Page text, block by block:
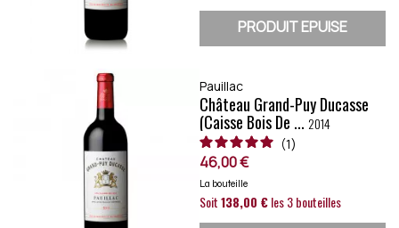
PRODUIT EPUISE
Pauillac
Château Grand-Puy Ducasse
(caisse Bois De ... 2014
1
46,00 €
La bouteille
Soit138,00 €les 3 bouteilles